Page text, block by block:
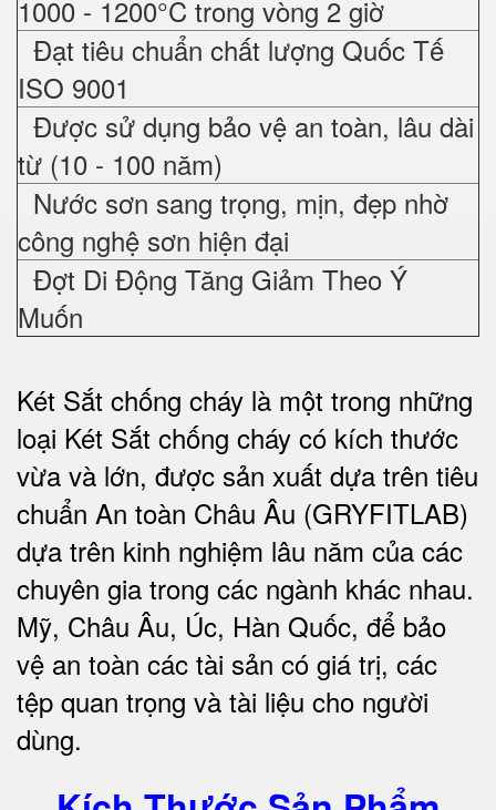
1000 - 1200°C trong vòng 2 giờ
Đạt tiêu chuẩn chất lượng Quốc Tế
ISO 9001
Được sử dụng bảo vệ an toàn, lâu dài
từ (10 - 100 năm)
Nước sơn sang trọng, mịn, đẹp nhờ
công nghệ sơn hiện đại
Đợt Di Động Tăng Giảm Theo Ý
Muốn
Két Sắt chống cháy là một trong những
loại Két Sắt chống cháy có kích thước
vừa và lớn, được sản xuất dựa trên tiêu
chuẩn An toàn Châu Âu (GRYFITLAB)
dựa trên kinh nghiệm lâu năm của các
chuyên gia trong các ngành khác nhau.
Mỹ, Châu Âu, Úc, Hàn Quốc, để bảo
vệ an toàn các tài sản có giá trị, các
tệp quan trọng và tài liệu cho người
dùng.